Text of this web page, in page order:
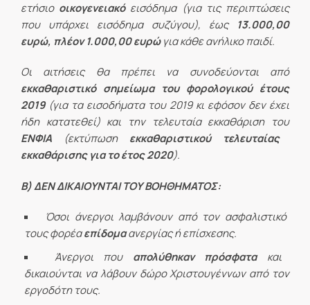
ετήσιο οικογενειακόεισόδημα (για τις περιπτώσεις
που υπάρχει εισόδημα συζύγου), έως
13.000,00
ευρώ, πλέον 1.000,00 ευρώγια κάθε ανήλικο παιδί.
Οι αιτήσεις θα πρέπει να συνοδεύονται από
εκκαθαριστικό σημείωμα του φορολογικού έτους
2019(για τα εισοδήματα του 2019 κι εφόσον δεν έχει
ήδη κατατεθεί) και την τελευταία εκκαθάριση του
ΕΝΦΙΑ (εκτύπωση εκκαθαριστικού τελευταίας
εκκαθάρισης για το έτος 2020).
Β) ΔΕΝ ΔΙΚΑΙΟΥΝΤΑΙ ΤΟΥ ΒΟΗΘΗΜΑΤΟΣ:
Όσοι άνεργοι λαμβάνουν από τον ασφαλιστικό
τους φορέαεπίδομαανεργίας ή επίσχεσης.
Άνεργοι που απολύθηκαν πρόσφατακαι
δικαιούνται να λάβουν δώρο Χριστουγέννων από τον
εργοδότη τους.